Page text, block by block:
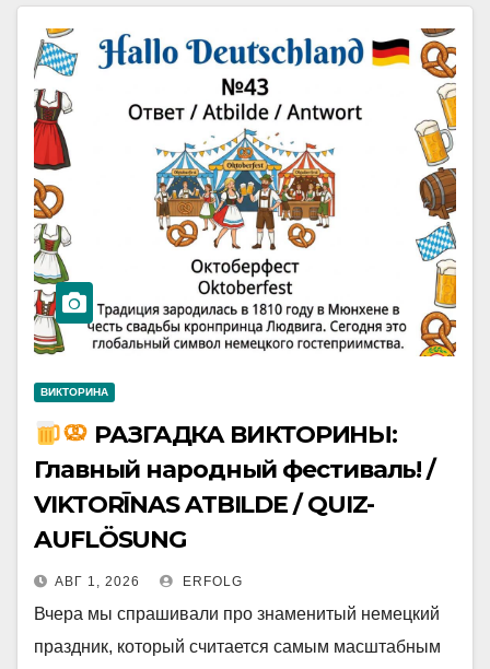
ВИКТОРИНА
РАЗГАДКА ВИКТОРИНЫ:
Главный народный фестиваль! /
VIKTORĪNAS ATBILDE / QUIZ-
AUFLÖSUNG
АВГ 1, 2026 ERFOLG
Вчера мы спрашивали про знаменитый немецкий
праздник, который считается самым масштабным